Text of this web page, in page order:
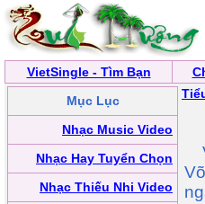
VietSingle - Tìm Bạn
Mục Lục
Nhạc Music Video
Nhạc Hay Tuyển Chọn
Nhạc Thiếu Nhi Video